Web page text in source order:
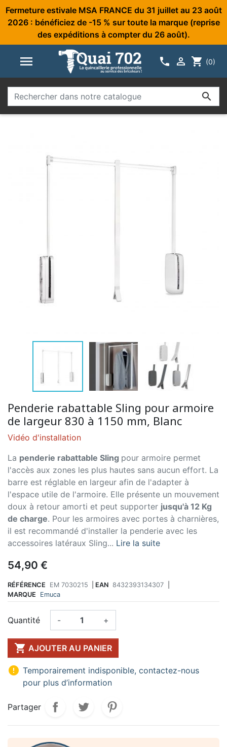
Fermeture estivale MSA FRANCE du 31 juillet au 23 août
2026 : bénéficiez de -15 % sur toute la marque (reprise
des expéditions à compter du 26 août).
   shopping_cart (0)

Penderie rabattable Sling pour armoire
de largeur 830 à 1150 mm, Blanc
Vidéo d'installation
La penderie rabattable Sling pour armoire permet
l'accès aux zones les plus hautes sans aucun effort. La
barre est réglable en largeur afin de l'adapter à
l'espace utile de l'armoire. Elle présente un mouvement
doux à retour amorti et peut supporter jusqu'à 12 Kg
de charge. Pour les armoires avec portes à charnières,
il est recommandé d'installer la penderie avec les
accessoires latéraux Sling... Lire la suite
54,90 €
RÉFÉRENCE EM 7030215 EAN 8432393134307
MARQUE
Emuca
Quantité - +
 AJOUTER AU PANIER
 Temporairement indisponible, contactez-nous
pour plus d’information
Partager